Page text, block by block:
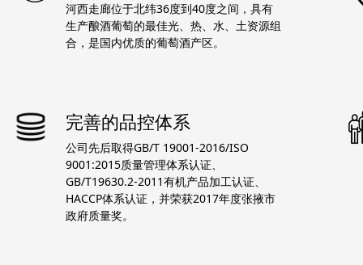
河西走廊位于北纬36度到40度之间，具有
生产酿酒葡萄的最佳光、热、水、土资源组
合，是国内优质的葡萄酒产区。
完善的品控体系
公司先后取得GB/T 19001-2016/ISO
9001:2015质量管理体系认证、
GB/T19630.2-2011有机产品加工认证、
HACCP体系认证，并荣获2017年度张掖市
政府质量奖。